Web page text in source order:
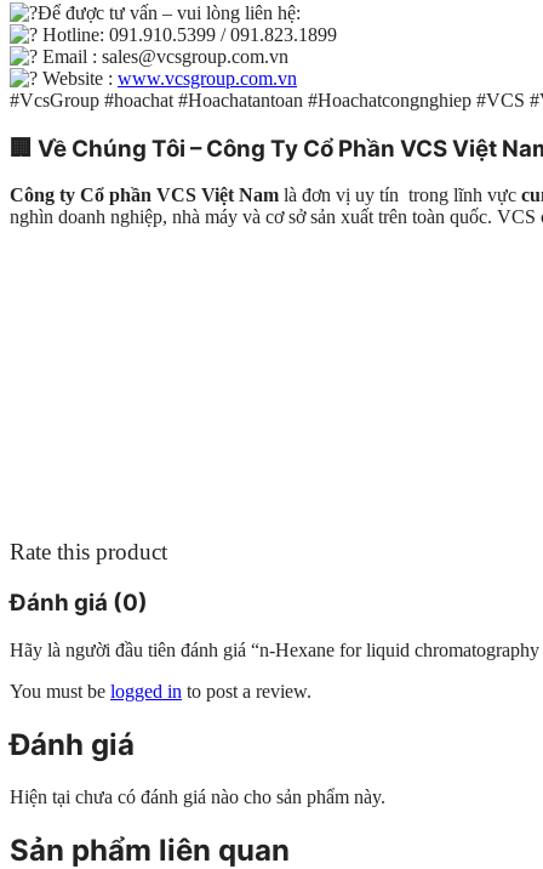
Để được tư vấn – vui lòng liên hệ:
Hotline: 091.910.5399 / 091.823.1899
Email : sales@vcsgroup.com.vn
Website : www.vcsgroup.com.vn
#VcsGroup #hoachat #Hoachatantoan #Hoachatcongnghiep #VCS
🏢 Về Chúng Tôi – Công Ty Cổ Phần VCS Việt
Công ty Cổ phần VCS Việt Nam là đơn vị uy tín trong lĩnh vực
nghìn doanh nghiệp, nhà máy và cơ sở sản xuất trên toàn quốc.
Rate this product
Đánh giá (0)
Hãy là người đầu tiên đánh giá “n-Hexane for liquid
You must be logged in to post a review.
Đánh giá
Hiện tại chưa có đánh giá nào cho sản phẩm này.
Sản phẩm liên quan